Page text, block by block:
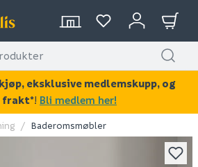
VÆRE AV INTERESSE?
Baderomsmøbler
eksklusive medlemskupp, og
frakt*! Bli medlem her!